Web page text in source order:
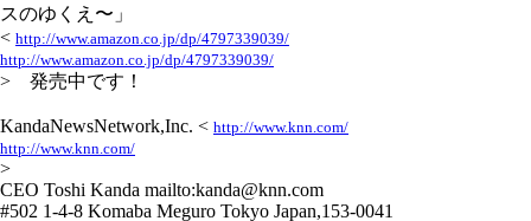
スのゆくえ〜」
< http://www.amazon.co.jp/dp/4797339039/
http://www.amazon.co.jp/dp/4797339039/
> 発売中です！
KandaNewsNetwork,Inc. < http://www.knn.com/
http://www.knn.com/
>
CEO Toshi Kanda mailto:kanda@knn.com
#502 1-4-8 Komaba Meguro Tokyo Japan,153-0041